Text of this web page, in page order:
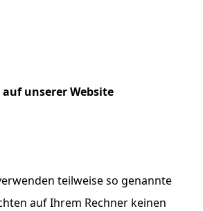
unserer Website
teilweise so genannte
auf Ihrem Rechner keinen